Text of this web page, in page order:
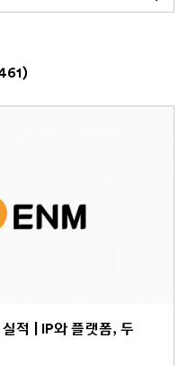
Search
적 | IP와 플랫폼, 두